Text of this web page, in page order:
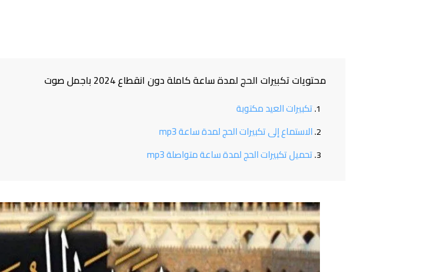
محتويات تكبيرات الحج لمدة ساعة كاملة دون انقطاع 2024 باجمل صوت
تكبيرات العيد مكتوبة
الاستماع إلى تكبيرات الحج لمدة ساعة mp3
تحميل تكبيرات الحج لمدة ساعة متواصلة mp3